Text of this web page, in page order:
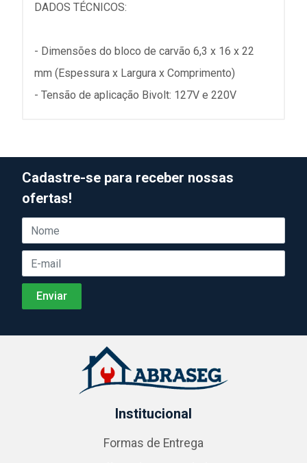
DADOS TÉCNICOS:
- Dimensões do bloco de carvão 6,3 x 16 x 22
mm (Espessura x Largura x Comprimento)
- Tensão de aplicação Bivolt: 127V e 220V
Cadastre-se para receber nossas
ofertas!
Institucional
Formas de Entrega